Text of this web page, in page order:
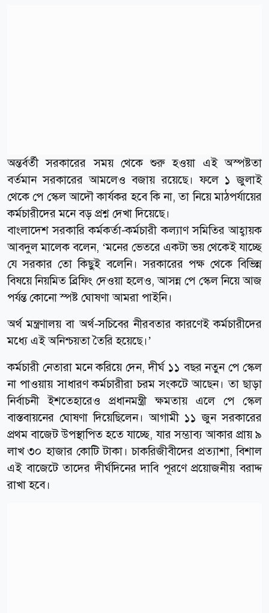
অন্তর্বর্তী সরকারের সময় থেকে শুরু হওয়া এই অস্পষ্টতা
বর্তমান সরকারের আমলেও বজায় রয়েছে। ফলে ১ জুলাই
থেকে পে স্কেল আদৌ কার্যকর হবে কি না, তা নিয়ে মাঠপর্যায়ের
কর্মচারীদের মনে বড় প্রশ্ন দেখা দিয়েছে।
বাংলাদেশ সরকারি কর্মকর্তা-কর্মচারী কল্যাণ সমিতির আহ্বায়ক
আবদুল মালেক বলেন, ‘মনের ভেতরে একটা ভয় থেকেই যাচ্ছে
যে সরকার তো কিছুই বলেনি। সরকারের পক্ষ থেকে বিভিন্ন
বিষয়ে নিয়মিত ব্রিফিং দেওয়া হলেও, আসন্ন পে স্কেল নিয়ে আজ
পর্যন্ত কোনো স্পষ্ট ঘোষণা আমরা পাইনি।
অর্থ মন্ত্রণালয় বা অর্থ-সচিবের নীরবতার কারণেই কর্মচারীদের
মধ্যে এই অনিশ্চয়তা তৈরি হয়েছে।’
কর্মচারী নেতারা মনে করিয়ে দেন, দীর্ঘ ১১ বছর নতুন পে স্কেল
না পাওয়ায় সাধারণ কর্মচারীরা চরম সংকটে আছেন। তা ছাড়া
নির্বাচনী ইশতেহারেও প্রধানমন্ত্রী ক্ষমতায় এলে পে স্কেল
বাস্তবায়নের ঘোষণা দিয়েছিলেন। আগামী ১১ জুন সরকারের
প্রথম বাজেট উপস্থাপিত হতে যাচ্ছে, যার সম্ভাব্য আকার প্রায় ৯
লাখ ৩০ হাজার কোটি টাকা। চাকরিজীবীদের প্রত্যাশা, বিশাল
এই বাজেটে তাদের দীর্ঘদিনের দাবি পূরণে প্রয়োজনীয় বরাদ্দ
রাখা হবে।